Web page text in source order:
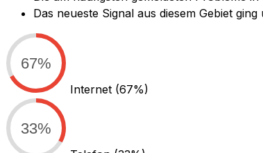
Das neueste Signal aus diesem Gebiet
67%
Internet (67%)
33%